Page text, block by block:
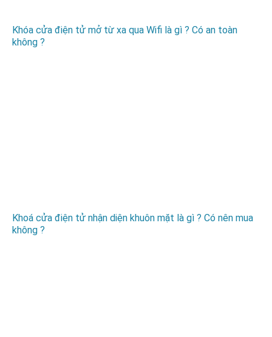
Khóa cửa điện tử mở từ xa qua Wifi là gì ? Có an toàn
không ?
Khoá cửa điện tử nhận diện khuôn mặt là gì ? Có nên mua
không ?